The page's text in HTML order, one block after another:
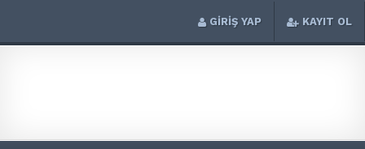
GİRİŞ YAP KAYIT OL